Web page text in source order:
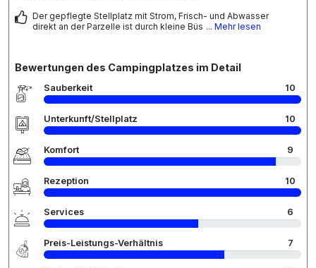
Der gepflegte Stellplatz mit Strom, Frisch- und Abwasser
direkt an der Parzelle ist durch kleine Büs ... Mehr lesen
Bewertungen des Campingplatzes im Detail
Sauberkeit 10
Unterkunft/Stellplatz 10
Komfort 9
Rezeption 10
Services 6
Preis-Leistungs-Verhältnis 7